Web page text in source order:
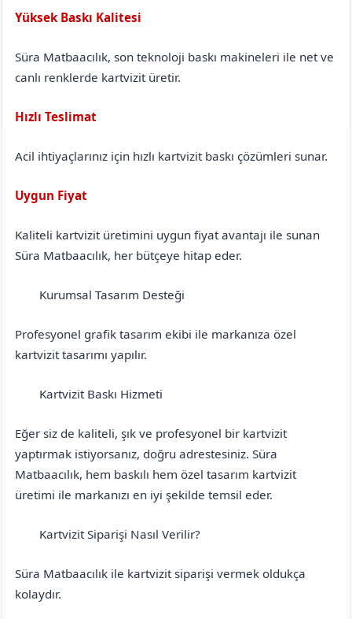
Yüksek Baskı Kalitesi
Süra Matbaacılık, son teknoloji baskı makineleri ile net ve
canlı renklerde kartvizit üretir.
Hızlı Teslimat
Acil ihtiyaçlarınız için hızlı kartvizit baskı çözümleri sunar.
Uygun Fiyat
Kaliteli kartvizit üretimini uygun fiyat avantajı ile sunan
Süra Matbaacılık, her bütçeye hitap eder.
Kurumsal Tasarım Desteği
Profesyonel grafik tasarım ekibi ile markanıza özel
kartvizit tasarımı yapılır.
Kartvizit Baskı Hizmeti
Eğer siz de kaliteli, şık ve profesyonel bir kartvizit
yaptırmak istiyorsanız, doğru adrestesiniz. Süra
Matbaacılık, hem baskılı hem özel tasarım kartvizit
üretimi ile markanızı en iyi şekilde temsil eder.
Kartvizit Siparişi Nasıl Verilir?
Süra Matbaacılık ile kartvizit siparişi vermek oldukça
kolaydır.